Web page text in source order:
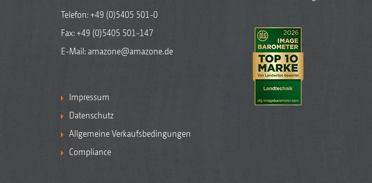
Telefon:+49 (0)5405 501-0
Fax: +49 (0)5405 501-147
E-Mail: amazone@amazone.de
Impressum
Datenschutz
Allgemeine Verkaufsbedingungen
Compliance